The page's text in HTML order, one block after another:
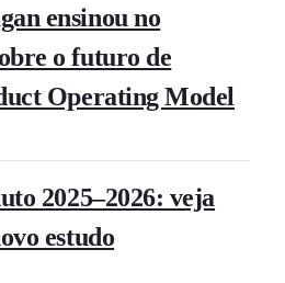
ensinou no
o futuro de
Operating Model
2025–2026: veja
estudo